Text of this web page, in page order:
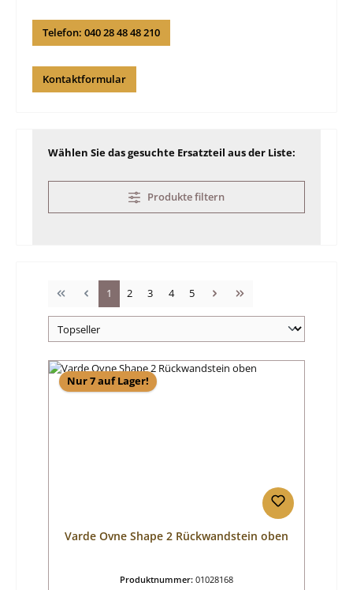
Telefon: 040 28 48 48 210
Kontaktformular
Wählen Sie das gesuchte Ersatzteil aus der Liste:
Produkte filtern
Seite
1 Seite
2 Seite
3 Seite
4 Seite
5
Nur 7 auf Lager!
Varde Ovne Shape 2 Rückwandstein oben
Produktnummer: 01028168